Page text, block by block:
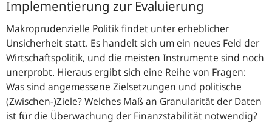
Implementierung zur Evaluierung
Makroprudenzielle Politik findet unter erheblicher
Unsicherheit statt. Es handelt sich um ein neues Feld der
Wirtschaftspolitik, und die meisten Instrumente sind noch
unerprobt. Hieraus ergibt sich eine Reihe von Fragen:
Was sind angemessene Zielsetzungen und politische
(Zwischen-)Ziele? Welches Maß an Granularität der Daten
ist für die Überwachung der Finanzstabilität notwendig?